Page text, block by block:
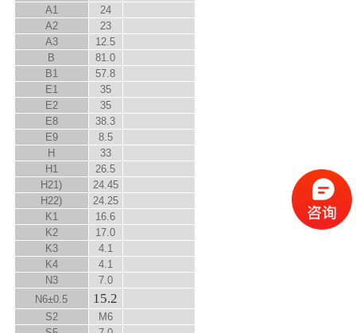
A1
24
A2
23
A3
12.5
B
81.0
B1
57.8
E1
35
E2
35
E8
38.3
E9
8.5
H
33
H1
26.5
H21)
24.45
H22)
24.25
K1
16.6
K2
17.0
K3
4.1
K4
4.1
N3
7.0
N6±0.5 15.2
S2
M6